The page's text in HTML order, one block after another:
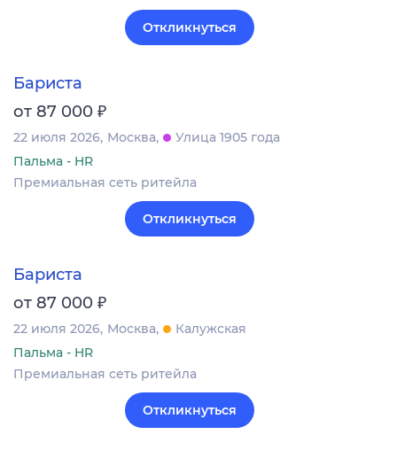
Откликнуться
Бариста
от 87 000 ₽
22 июля 2026 Москва
Улица 1905 года
Пальма - HR
Премиальная сеть ритейла
Откликнуться
Бариста
от 87 000 ₽
22 июля 2026 Москва
Калужская
Пальма - HR
Премиальная сеть ритейла
Откликнуться